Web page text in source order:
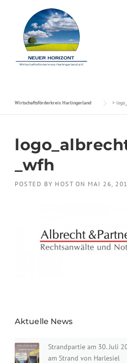
Wirtschaftsförderkreis Harlingerland >
_wfh
POSTED BY HOST ON MAI 26,
Aktuelle News
Strandpartie am 30. Juli
am Strand von Harlesiel